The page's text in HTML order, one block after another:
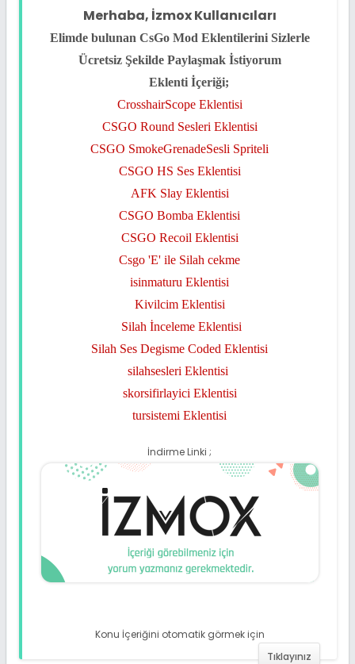
Merhaba, İzmox Kullanıcıları
Elimde bulunan CsGo Mod Eklentilerini Sizlerle
Ücretsiz Şekilde Paylaşmak İstiyorum
Eklenti İçeriği;
CrosshairScope Eklentisi
CSGO Round Sesleri Eklentisi
CSGO SmokeGrenadeSesli Spriteli
CSGO HS Ses Eklentisi
AFK Slay Eklentisi
CSGO Bomba Eklentisi
CSGO Recoil Eklentisi
Csgo 'E' ile Silah cekme
isinmaturu Eklentisi
Kivilcim Eklentisi
Silah İnceleme Eklentisi
Silah Ses Degisme Coded Eklentisi
silahsesleri Eklentisi
skorsifirlayici Eklentisi
tursistemi Eklentisi
İndirme Linki ;
Konu İçeriğini otomatik görmek için
Tıklayınız